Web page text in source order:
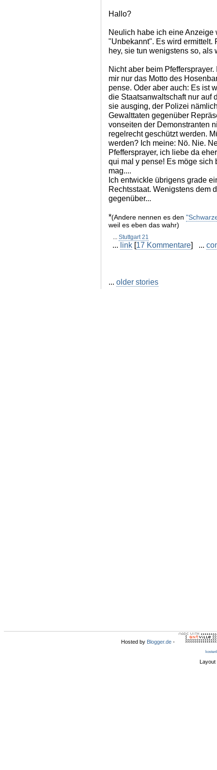
Hallo?
Neulich habe ich eine Anzeige
"Unbekannt". Es wird ermittelt.
hey, sie tun wenigstens so, als
Nicht aber beim
mir nur das Motto des
pense. Oder aber auch: Es ist
die Staatsanwaltschaft nur auf
sie ausging, der Polizei
Gewalttaten gegenüber
vonseiten der Demonstranten
regelrecht geschützt werden.
werden? Ich meine: Nö. Nie.
Pfeffersprayer, ich liebe da
qui mal y pense! Es möge sich
mag....
Ich entwickle übrigens grade
Rechtsstaat. Wenigstens dem
gegenüber...
*(Andere nennen es den
weil es eben das wahr)
... Stuttgart 21
... link [17 Kommentare] ...
... older stories
Hosted by Blogger.de -